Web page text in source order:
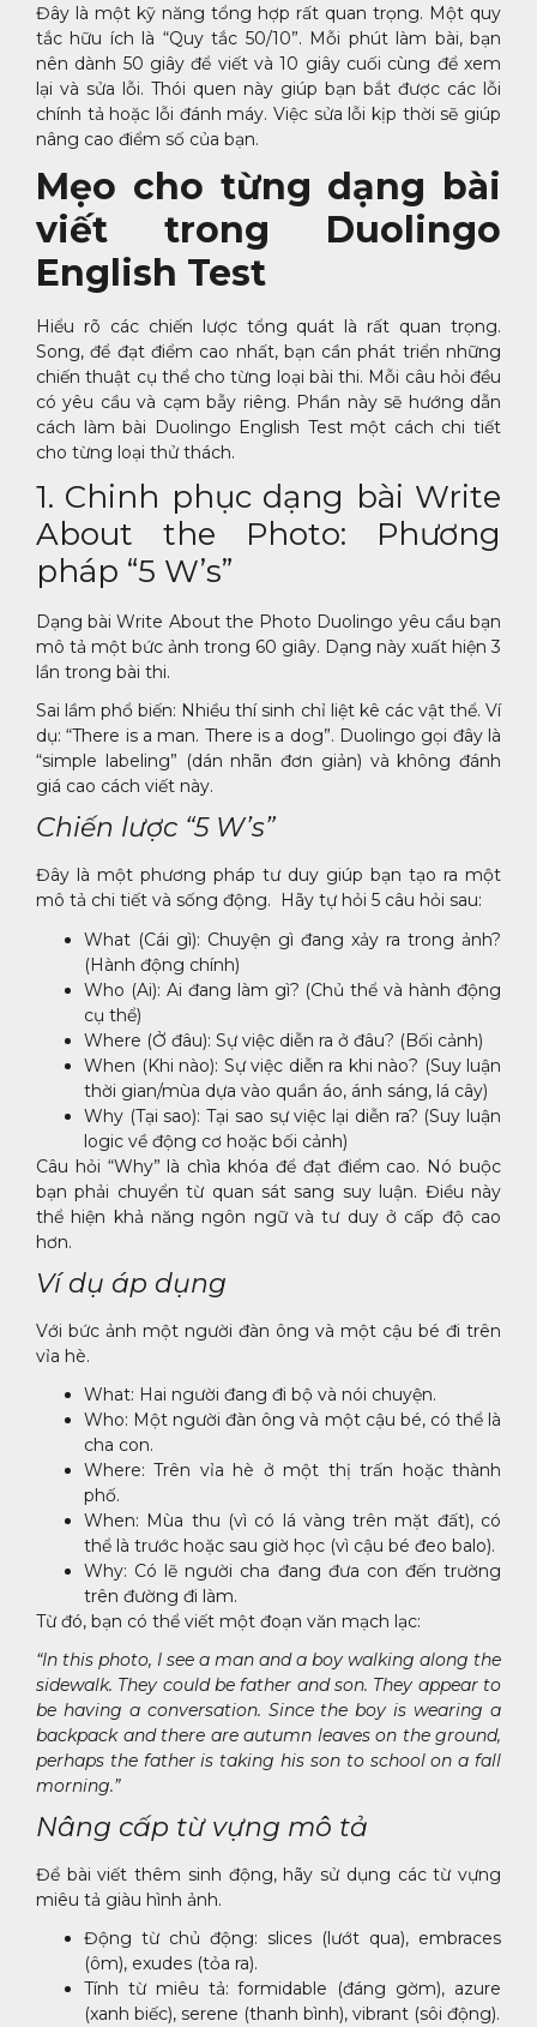
Đây là một kỹ năng tổng hợp rất quan trọng. Một quy
tắc hữu ích là “Quy tắc 50/10”. Mỗi phút làm bài, bạn
nên dành 50 giây để viết và 10 giây cuối cùng để xem
lại và sửa lỗi. Thói quen này giúp bạn bắt được các lỗi
chính tả hoặc lỗi đánh máy. Việc sửa lỗi kịp thời sẽ giúp
nâng cao điểm số của bạn.
Mẹo cho từng dạng bài
viết trong Duolingo
English Test
Hiểu rõ các chiến lược tổng quát là rất quan trọng.
Song, để đạt điểm cao nhất, bạn cần phát triển những
chiến thuật cụ thể cho từng loại bài thi. Mỗi câu hỏi đều
có yêu cầu và cạm bẫy riêng. Phần này sẽ hướng dẫn
cách làm bài Duolingo English Test một cách chi tiết
cho từng loại thử thách.
1. Chinh phục dạng bài Write
About the Photo: Phương
pháp “5 W’s”
Dạng bài Write About the Photo Duolingo yêu cầu bạn
mô tả một bức ảnh trong 60 giây. Dạng này xuất hiện 3
lần trong bài thi.
Sai lầm phổ biến: Nhiều thí sinh chỉ liệt kê các vật thể. Ví
dụ: “There is a man. There is a dog”. Duolingo gọi đây là
“simple labeling” (dán nhãn đơn giản) và không đánh
giá cao cách viết này.
Chiến lược “5 W’s”
Đây là một phương pháp tư duy giúp bạn tạo ra một
mô tả chi tiết và sống động. Hãy tự hỏi 5 câu hỏi sau:
What (Cái gì): Chuyện gì đang xảy ra trong ảnh?
(Hành động chính)
Who (Ai): Ai đang làm gì? (Chủ thể và hành động
cụ thể)
Where (Ở đâu): Sự việc diễn ra ở đâu? (Bối cảnh)
When (Khi nào): Sự việc diễn ra khi nào? (Suy luận
thời gian/mùa dựa vào quần áo, ánh sáng, lá cây)
Why (Tại sao): Tại sao sự việc lại diễn ra? (Suy luận
logic về động cơ hoặc bối cảnh)
Câu hỏi “Why” là chìa khóa để đạt điểm cao. Nó buộc
bạn phải chuyển từ quan sát sang suy luận. Điều này
thể hiện khả năng ngôn ngữ và tư duy ở cấp độ cao
hơn.
Ví dụ áp dụng
Với bức ảnh một người đàn ông và một cậu bé đi trên
vỉa hè.
What: Hai người đang đi bộ và nói chuyện.
Who: Một người đàn ông và một cậu bé, có thể là
cha con.
Where: Trên vỉa hè ở một thị trấn hoặc thành
phố.
When: Mùa thu (vì có lá vàng trên mặt đất), có
thể là trước hoặc sau giờ học (vì cậu bé đeo balo).
Why: Có lẽ người cha đang đưa con đến trường
trên đường đi làm.
Từ đó, bạn có thể viết một đoạn văn mạch lạc:
“In this photo, I see a man and a boy walking along the
sidewalk. They could be father and son. They appear to
be having a conversation. Since the boy is wearing a
backpack and there are autumn leaves on the ground,
perhaps the father is taking his son to school on a fall
morning.”
Nâng cấp từ vựng mô tả
Để bài viết thêm sinh động, hãy sử dụng các từ vựng
miêu tả giàu hình ảnh.
Động từ chủ động: slices (lướt qua), embraces
(ôm), exudes (tỏa ra).
Tính từ miêu tả: formidable (đáng gờm), azure
(xanh biếc), serene (thanh bình), vibrant (sôi động).